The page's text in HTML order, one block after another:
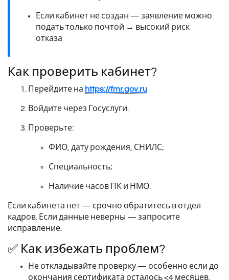
Если кабинет не создан — заявление можно
подать только почтой → высокий риск
отказа
Как проверить кабинет?
Перейдите на https://fmr.gov.ru
Войдите через Госуслуги.
Проверьте:
ФИО, дату рождения, СНИЛС;
Специальность;
Наличие часов ПК и НМО.
Если кабинета нет — срочно обратитесь в отдел
кадров. Если данные неверны — запросите
исправление.
✅ Как избежать проблем?
Не откладывайте проверку — особенно если до
окончания сертификата осталось <4 месяцев.